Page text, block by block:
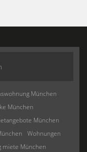
München
München
München
Wohnungen
miete München